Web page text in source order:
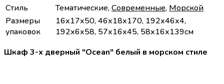
Стиль
Тематические,Современные, Морской
Размеры
упаковок
16х17х50, 46х18х170, 192х46х4,
192х6х58, 57х16х45, 58х16х139см
Шкаф 3-х дверный "Ocean" белый в морском стиле